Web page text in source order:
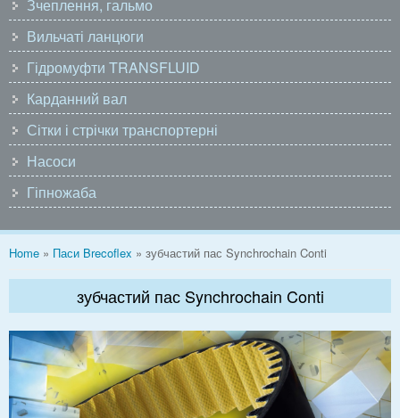
Зчеплення, гальмо
Вильчаті ланцюги
Гідромуфти TRANSFLUID
Карданний вал
Сітки і стрічки транспортерні
Насоси
Гіпножаба
You are here
Home » Паси Brecoflex » зубчастий пас Synchrochain Conti
зубчастий пас Synchrochain Conti